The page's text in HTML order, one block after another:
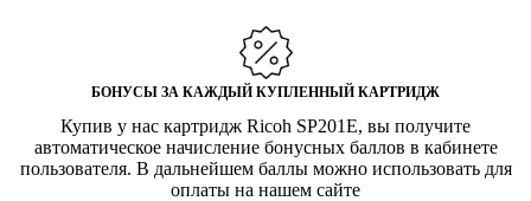
БОНУСЫ ЗА КАЖДЫЙ КУПЛЕННЫЙ КАРТРИДЖ
Купив у нас картридж Ricoh SP201E, вы получите
автоматическое начисление бонусных баллов в кабинете
пользователя. В дальнейшем баллы можно использовать для
оплаты на нашем сайте